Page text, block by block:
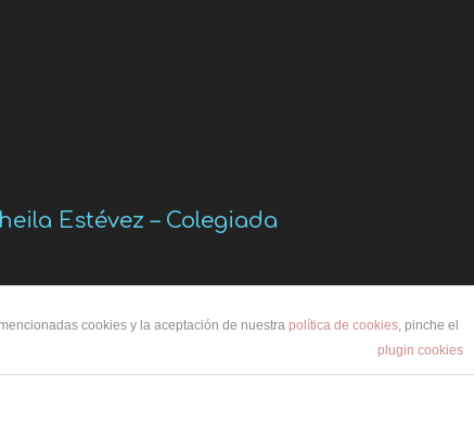
Estévez – Colegiada
cookies y la aceptación de nuestra política de cookies, pinche el
plugin cookies